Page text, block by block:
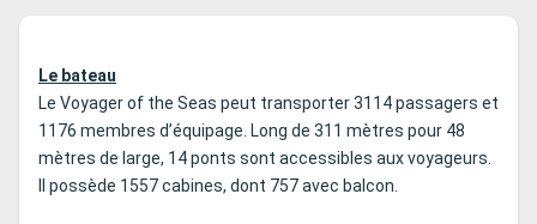
Le bateau
Le Voyager of the Seas peut transporter 3114 passagers et
1176 membres d’équipage. Long de 311 mètres pour 48
mètres de large, 14 ponts sont accessibles aux voyageurs.
Il possède 1557 cabines, dont 757 avec balcon.